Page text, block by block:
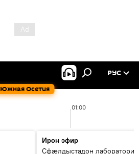
Южная Осетия
РУС
01:00
Ирон эфир
Сфæлдыстадон лаборатори